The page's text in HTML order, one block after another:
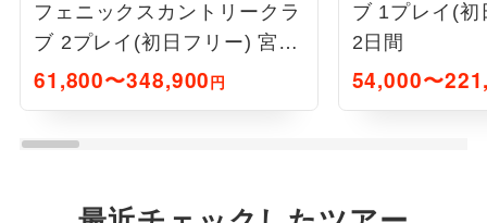
フェニックスカントリークラ
ブ 2プレイ(初日フリー) 宮崎
3日間
61,800〜348,900円
ブ 1プレイ(初
2日間
54,000〜